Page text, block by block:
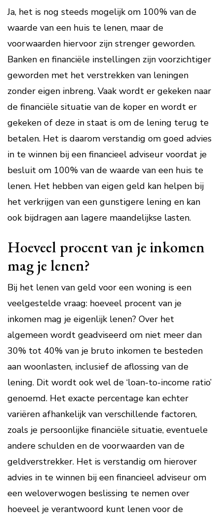
Ja, het is nog steeds mogelijk om 100% van de
waarde van een huis te lenen, maar de
voorwaarden hiervoor zijn strenger geworden.
Banken en financiële instellingen zijn voorzichtiger
geworden met het verstrekken van leningen
zonder eigen inbreng. Vaak wordt er gekeken naar
de financiële situatie van de koper en wordt er
gekeken of deze in staat is om de lening terug te
betalen. Het is daarom verstandig om goed advies
in te winnen bij een financieel adviseur voordat je
besluit om 100% van de waarde van een huis te
lenen. Het hebben van eigen geld kan helpen bij
het verkrijgen van een gunstigere lening en kan
ook bijdragen aan lagere maandelijkse lasten.
Hoeveel procent van je inkomen
mag je lenen?
Bij het lenen van geld voor een woning is een
veelgestelde vraag: hoeveel procent van je
inkomen mag je eigenlijk lenen? Over het
algemeen wordt geadviseerd om niet meer dan
30% tot 40% van je bruto inkomen te besteden
aan woonlasten, inclusief de aflossing van de
lening. Dit wordt ook wel de ‘loan-to-income ratio’
genoemd. Het exacte percentage kan echter
variëren afhankelijk van verschillende factoren,
zoals je persoonlijke financiële situatie, eventuele
andere schulden en de voorwaarden van de
geldverstrekker. Het is verstandig om hierover
advies in te winnen bij een financieel adviseur om
een weloverwogen beslissing te nemen over
hoeveel je verantwoord kunt lenen voor de